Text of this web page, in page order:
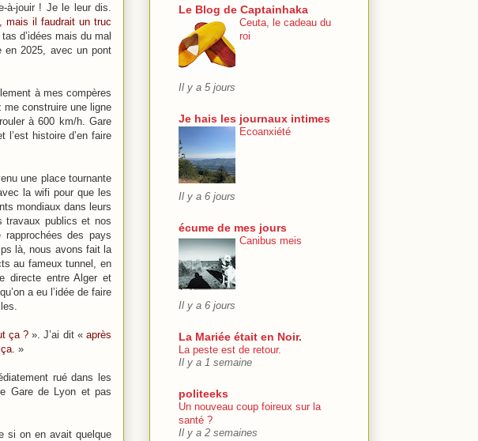
à-jouir ! Je le leur dis.
mais il faudrait un truc
d’idées mais du mal
en 2025, avec un pont
à mes compères
me construire une ligne
à600 km/h. Gare
l’est histoire d’en faire
une place tournante
la wifi pour que les
mondiaux dans leurs
travaux publics et nos
des pays
là, nous avons fait la
au fameux tunnel, en
directe entre Alger et
a eu l’idée de faire
ça ? ». J’ai dit «après
»
rué dans les
Gare de Lyon et pas
si on en avait quelque
Le Blog de Captainhaka
Ceuta, le cadeau du
roi
Il y a 5 jours
Je hais les journaux intimes
Ecoanxiété
Il y a 6 jours
écume de mes jours
Canibus meis
Il y a 6 jours
La Mariée était en Noir.
La peste est de retour.
Il y a 1 semaine
politeeks
Un nouveau coup foireux sur la
santé ?
Il y a 2 semaines